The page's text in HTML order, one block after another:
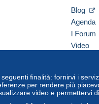
finalità: fornirvi i
per rendere più
video e permettervi
Blog
Agenda
I Forum
Video
Indiana/Vevay